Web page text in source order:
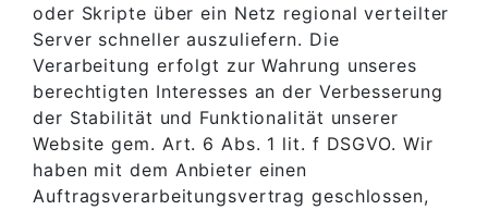
oder Skripte über ein Netz regional verteilter
Server schneller auszuliefern. Die
Verarbeitung erfolgt zur Wahrung unseres
berechtigten Interesses an der Verbesserung
der Stabilität und Funktionalität unserer
Website gem. Art. 6 Abs. 1 lit. f DSGVO. Wir
haben mit dem Anbieter einen
Auftragsverarbeitungsvertrag geschlossen,